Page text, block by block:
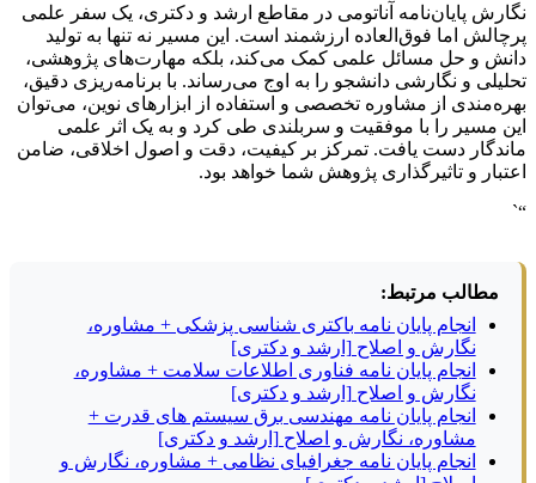
نگارش پایان‌نامه آناتومی در مقاطع ارشد و دکتری، یک سفر علمی
پرچالش اما فوق‌العاده ارزشمند است. این مسیر نه تنها به تولید
دانش و حل مسائل علمی کمک می‌کند، بلکه مهارت‌های پژوهشی،
تحلیلی و نگارشی دانشجو را به اوج می‌رساند. با برنامه‌ریزی دقیق،
بهره‌مندی از مشاوره تخصصی و استفاده از ابزارهای نوین، می‌توان
این مسیر را با موفقیت و سربلندی طی کرد و به یک اثر علمی
ماندگار دست یافت. تمرکز بر کیفیت، دقت و اصول اخلاقی، ضامن
اعتبار و تاثیرگذاری پژوهش شما خواهد بود.
“`
مطالب مرتبط:
انجام پایان نامه باکتری شناسی پزشکی + مشاوره،
نگارش و اصلاح [ارشد و دکتری]
انجام پایان نامه فناوری اطلاعات سلامت + مشاوره،
نگارش و اصلاح [ارشد و دکتری]
انجام پایان نامه مهندسی برق سیستم های قدرت +
مشاوره، نگارش و اصلاح [ارشد و دکتری]
انجام پایان نامه جغرافیای نظامی + مشاوره، نگارش و